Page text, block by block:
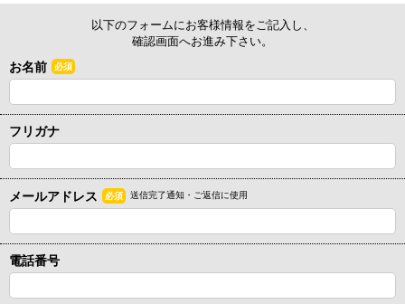
以下のフォームにお客様情報をご記入し、
確認画面へお進み下さい。
お名前 必須
フリガナ
メールアドレス 必須 送信完了通知・ご返信に使用
電話番号